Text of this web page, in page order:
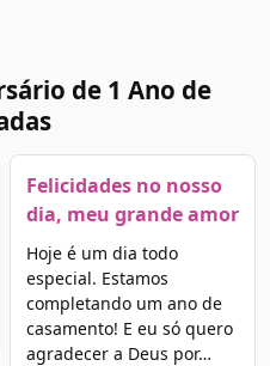
de 1 Ano de
Felicidades no nosso
dia, meu grande amor
Hoje é um dia todo
especial. Estamos
completando um ano de
casamento! E eu só quero
agradecer a Deus por…